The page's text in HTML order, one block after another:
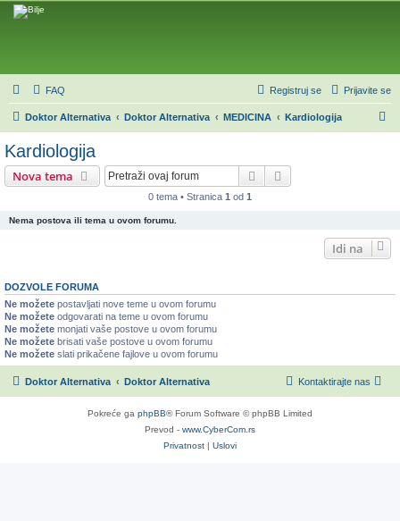
FAQ Prijavite se
Registruj se
Doktor Alternativa Doktor Alternativa MEDICINA Kardiologija
Kardiologija
Nova tema Pretraga
0 tema • Stranica 1 od 1
Nema postova ili tema u ovom forumu.
Idi na
DOZVOLE FORUMA
Ne možete postavljati nove teme u ovom forumu
Ne možete odgovarati na teme u ovom forumu
Ne možete monjati vaše postove u ovom forumu
Ne možete brisati vaše postove u ovom forumu
Ne možete slati prikačene fajlove u ovom forumu
Doktor Alternativa Doktor Alternativa Kontaktirajte nas
Pokreće ga phpBB® Forum Software © phpBB Limited
Prevod - www.CyberCom.rs
Privatnost | Uslovi